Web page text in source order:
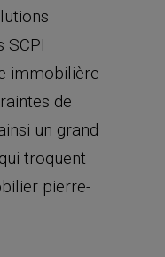
SCPI
immobilière
de
un grand
troquent
pierre-